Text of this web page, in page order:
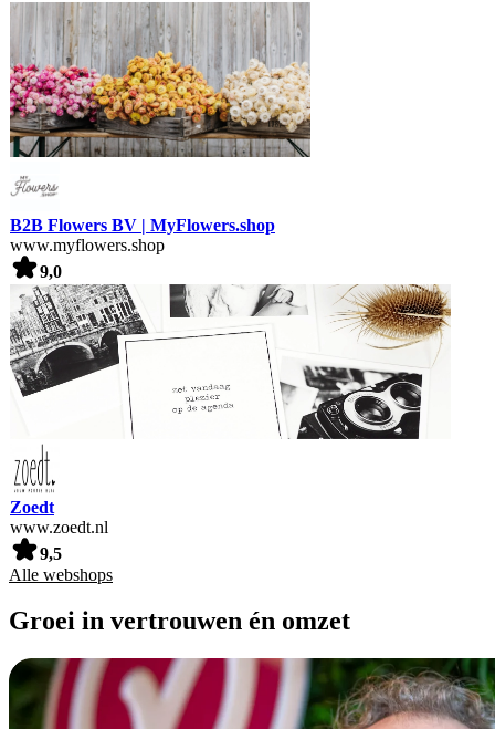
B2B Flowers BV | MyFlowers.shop
www.myflowers.shop
9,0
Zoedt
www.zoedt.nl
9,5
Alle webshops
Groei in vertrouwen én omzet